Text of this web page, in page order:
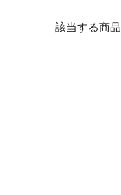
該当する商